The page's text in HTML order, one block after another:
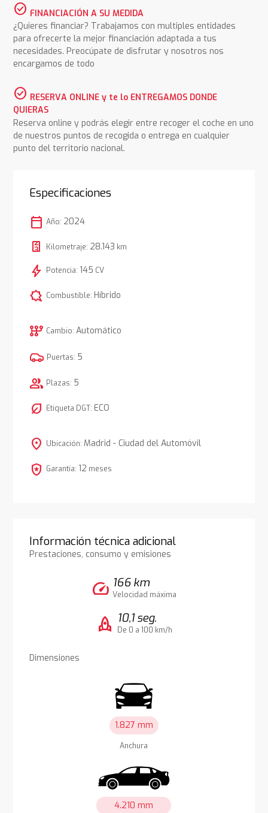
check_circle FINANCIACIÓN A SU MEDIDA
¿Quieres financiar? Trabajamos con multiples entidades
para ofrecerte la mejor financiación adaptada a tus
necesidades. Preocúpate de disfrutar y nosotros nos
encargamos de todo
check_circle RESERVA ONLINE y te lo ENTREGAMOS DONDE
QUIERAS
Reserva online y podrás elegir entre recoger el coche en uno
de nuestros puntos de recogida o entrega en cualquier
punto del territorio nacional.
Especificaciones
calendar_today Año: 2024
Kilometraje: 28.143 km
bolt Potencia: 145 CV
comic_bubble Combustible: Híbrido
auto_transmission Cambio: Automático
Puertas: 5
group Plazas: 5
nest_eco_leaf Etiqueta DGT: ECO
location_on Ubicación: Madrid - Ciudad del Automóvil
local_police Garantía: 12 meses
Información técnica adicional
Prestaciones, consumo y emisiones
speed 166 km
Velocidad máxima
rocket 10,1 seg.
De 0 a 100 km/h
Dimensiones
1.827 mm
Anchura
4.210 mm